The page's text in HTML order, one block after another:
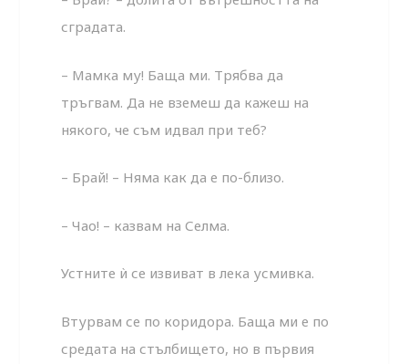
сградата.
– Мамка му! Баща ми. Трябва да
тръгвам. Да не вземеш да кажеш на
някого, че съм идвал при теб?
– Брай! – Няма как да е по-близо.
– Чао! – казвам на Селма.
Устните ѝ се извиват в лека усмивка.
Втурвам се по коридора. Баща ми е по
средата на стълбището, но в първия